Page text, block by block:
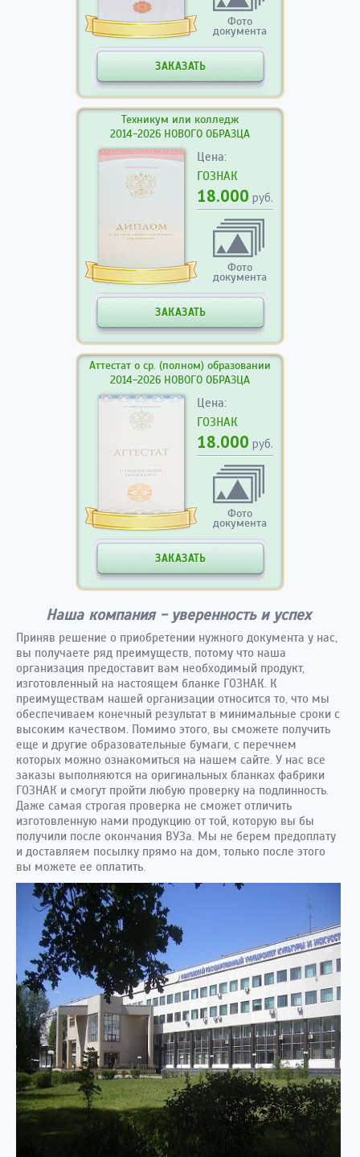
Фото
документа
ЗАКАЗАТЬ
Техникум или колледж
2014-2026 НОВОГО ОБРАЗЦА
Цена:
ГОЗНАК
18.000 руб.
Фото
документа
ЗАКАЗАТЬ
Аттестат о ср. (полном) образовании
2014-2026 НОВОГО ОБРАЗЦА
Цена:
ГОЗНАК
18.000 руб.
Фото
документа
ЗАКАЗАТЬ
Наша компания - уверенность и успех
Приняв решение о приобретении нужного документа у нас,
вы получаете ряд преимуществ, потому что наша
организация предоставит вам необходимый продукт,
изготовленный на настоящем бланке ГОЗНАК. К
преимуществам нашей организации относится то, что мы
обеспечиваем конечный результат в минимальные сроки с
высоким качеством. Помимо этого, вы сможете получить
еще и другие образовательные бумаги, с перечнем
которых можно ознакомиться на нашем сайте. У нас все
заказы выполняются на оригинальных бланках фабрики
ГОЗНАК и смогут пройти любую проверку на подлинность.
Даже самая строгая проверка не сможет отличить
изготовленную нами продукцию от той, которую вы бы
получили после окончания ВУЗа. Мы не берем предоплату
и доставляем посылку прямо на дом, только после этого
вы можете ее оплатить.